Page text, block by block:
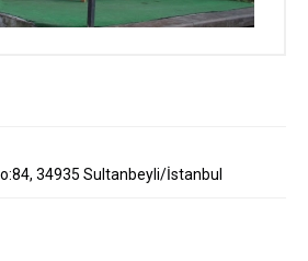
34935 Sultanbeyli/İstanbul